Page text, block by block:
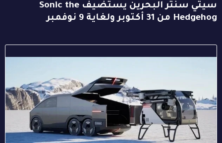
سيتي سنتر البحرين يستضيف Sonic the
Hedgehog من 31 أكتوبر ولغاية 9 نوفمبر